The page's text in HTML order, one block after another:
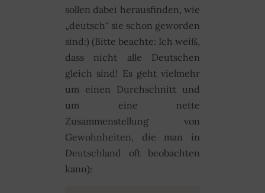
sollen dabei herausfinden, wie
„deutsch“ sie schon geworden
sind:) (Bitte beachte: Ich weiß,
dass nicht alle Deutschen
gleich sind! Es geht vielmehr
um einen Durchschnitt und
um eine nette
Zusammenstellung von
Gewohnheiten, die man in
Deutschland oft beobachten
kann):